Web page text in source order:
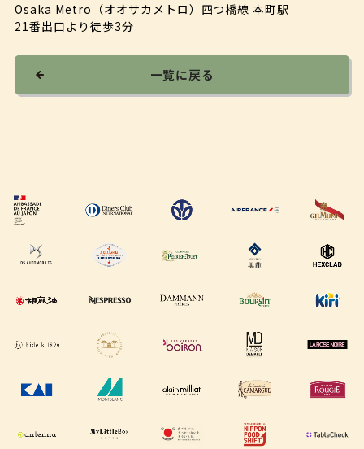
Osaka Metro（オオサカメトロ）四つ橋線 本町駅
21番出口より徒歩3分
一覧に戻る